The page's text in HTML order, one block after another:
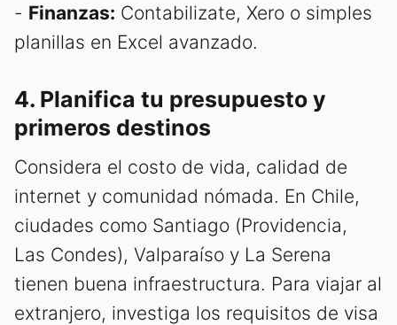
- Finanzas: Contabilizate, Xero o simples
planillas en Excel avanzado.
4. Planifica tu presupuesto y
primeros destinos
Considera el costo de vida, calidad de
internet y comunidad nómada. En Chile,
ciudades como Santiago (Providencia,
Las Condes), Valparaíso y La Serena
tienen buena infraestructura. Para viajar al
extranjero, investiga los requisitos de visa